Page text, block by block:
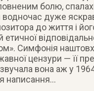
болю,
водночас дуже
до життя і
етичної
Симфонія
цензури — її
вона аж у
написання…